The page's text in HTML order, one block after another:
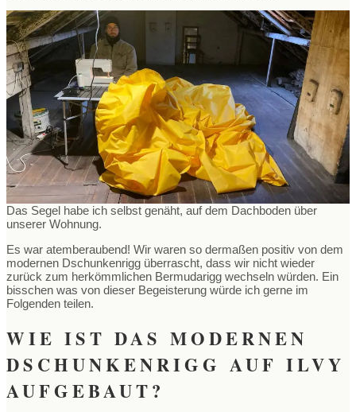
Das Segel habe ich selbst genäht, auf dem Dachboden über
unserer Wohnung.
Es war atemberaubend! Wir waren so dermaßen positiv von dem
modernen Dschunkenrigg überrascht, dass wir nicht wieder
zurück zum herkömmlichen Bermudarigg wechseln würden. Ein
bisschen was von dieser Begeisterung würde ich gerne im
Folgenden teilen.
WIE IST DAS MODERNEN
DSCHUNKENRIGG AUF ILVY
AUFGEBAUT?